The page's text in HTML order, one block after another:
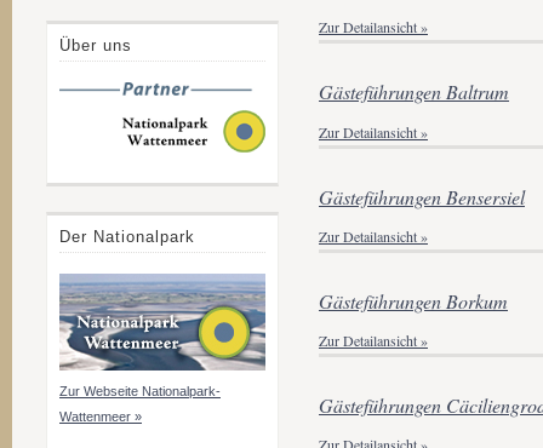
Zur Detailansicht »
Gästeführungen Baltrum
Zur Detailansicht »
Gästeführungen Bensersiel
Zur Detailansicht »
Gästeführungen Borkum
Zur Detailansicht »
Gästeführungen
Über uns
Der Nationalpark
Zur Webseite Nationalpark-
Wattenmeer »